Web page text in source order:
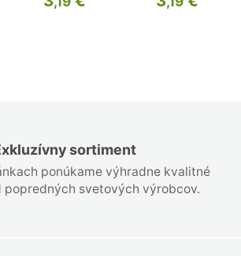
sortiment
ponúkame výhradne kvalitné
popredných svetových výrobcov.